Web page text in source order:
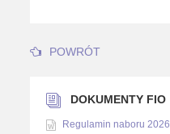
POWRÓT
DOKUMENTY FIO
Regulamin naboru 2026